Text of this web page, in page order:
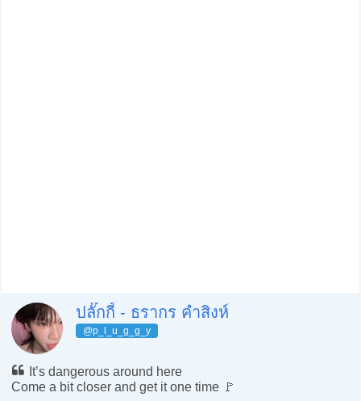
ปลั๊กกี้ - ธรากร คำสิงห์
@p_l_u_g_g_y
It’s dangerous around here
Come a bit closer and get it one time 🚩